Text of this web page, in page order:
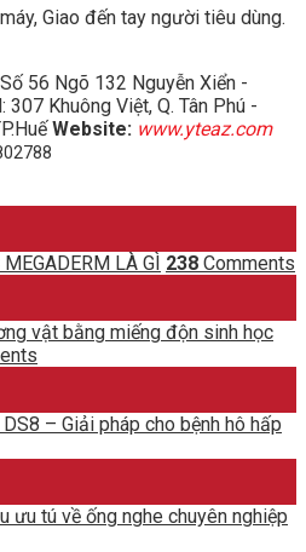
Giao đến tay người tiêu dùng.
56 Ngõ 132 Nguyễn Xiển -
307 Khuông Việt, Q. Tân Phú -
Website: www.yteaz.com
LÀ GÌ 238 Comments
vật bằng miếng độn sinh học
– Giải pháp cho bệnh hô hấp
ưu tú về ống nghe chuyên nghiệp